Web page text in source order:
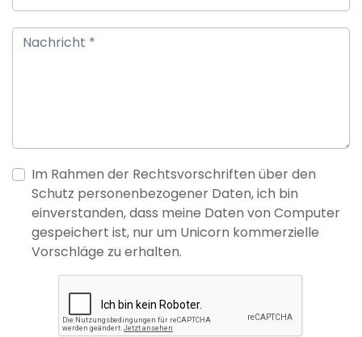
Im Rahmen der Rechtsvorschriften über den
Schutz personenbezogener Daten, ich bin
einverstanden, dass meine Daten von Computer
gespeichert ist, nur um Unicorn kommerzielle
Vorschläge zu erhalten.